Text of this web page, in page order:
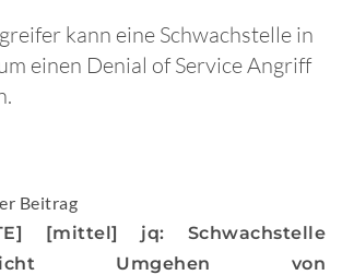
kann eine Schwachstelle in
einen Denial of Service Angriff
Beitrag
[mittel] jq: Schwachstelle
Umgehen von